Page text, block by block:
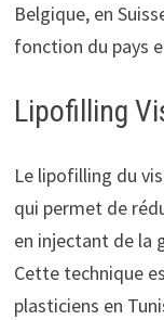
Belgique, en
fonction du pays
Lipofilling
Le lipofilling du
qui permet de
en injectant de la
Cette technique
plasticiens en